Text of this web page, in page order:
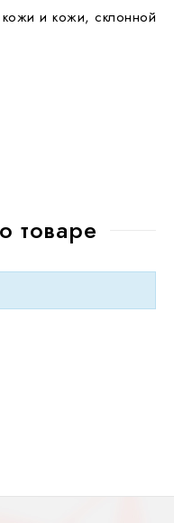
и кожи, склонной
товаре